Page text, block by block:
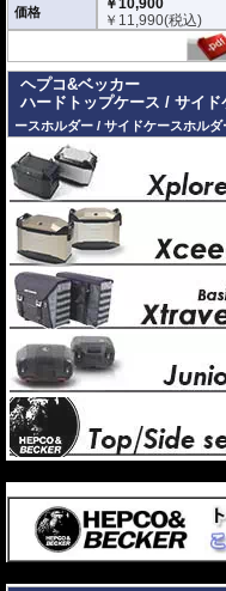
価格
￥10,900
￥ 11,990(税込)
ヘプコ&ベッカー
ハードトップケース / サイ
ースホルダー / サイドケースホルダ